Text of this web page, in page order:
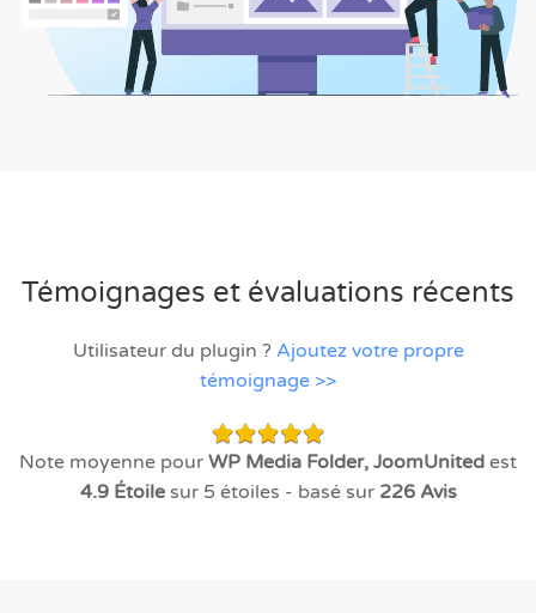
Témoignages et évaluations récents
Utilisateur du plugin ? Ajoutez votre propre
témoignage >>
Note moyenne pour WP Media Folder, JoomUnited est
4.9 Étoilesur 5 étoiles - basé sur 226 Avis